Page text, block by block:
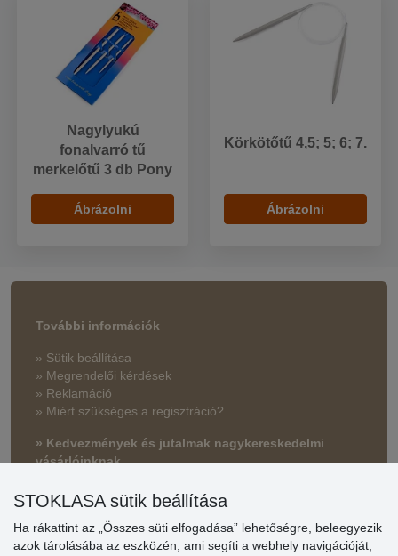
Nagylyukú
fonalvarró tű
merkelőtű 3 db Pony
Ábrázolni
Körkötőtű 4,5; 5; 6; 7.
Ábrázolni
További információk
» Sütik beállítása
» Megrendelői kérdések
» Reklamáció
» Miért szükséges a regisztráció?
» Kedvezmények és jutalmak nagykereskedelmi
vásárlóinknak
» Súgó
STOKLASA sütik beállítása
Ha rákattint az „Összes süti elfogadása” lehetőségre, beleegyezik
azok tárolásába az eszközén, ami segíti a webhely navigációját,